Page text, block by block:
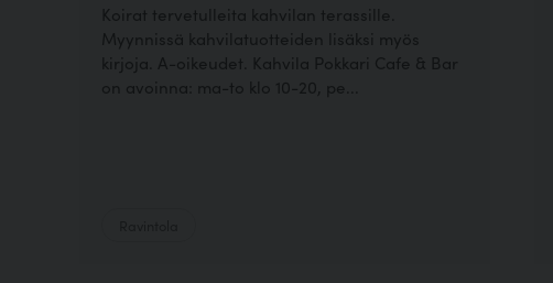
Koirat tervetulleita kahvilan terassille.
Myynnissä kahvilatuotteiden lisäksi myös
kirjoja. A-oikeudet. Kahvila Pokkari Cafe & Bar
on avoinna: ma-to klo 10-20, pe...